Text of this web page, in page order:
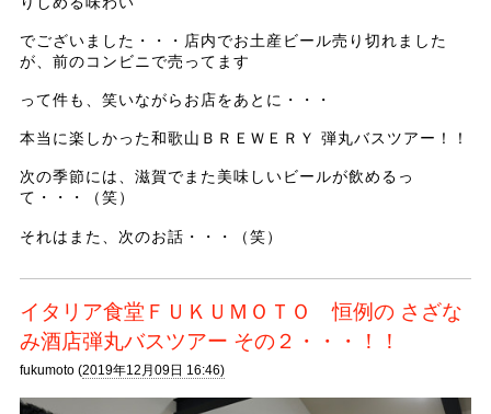
でございました・・・店内でお土産ビール売り切れました
が、前のコンビニで売ってます
って件も、笑いながらお店をあとに・・・
本当に楽しかった和歌山ＢＲＥＷＥＲＹ 弾丸バスツアー！！
次の季節には、滋賀でまた美味しいビールが飲めるっ
て・・・（笑）
それはまた、次のお話・・・（笑）
イタリア食堂ＦＵＫＵＭＯＴＯ 恒例の さざな
み酒店弾丸バスツアー その２・・・！！
fukumoto (2019年12月09日 16:46)